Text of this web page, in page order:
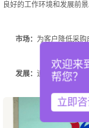
良好的工作环境和发展前景
市场： 为客户降低采
发展： 追求永续发展的
欢迎来
帮您？
立即